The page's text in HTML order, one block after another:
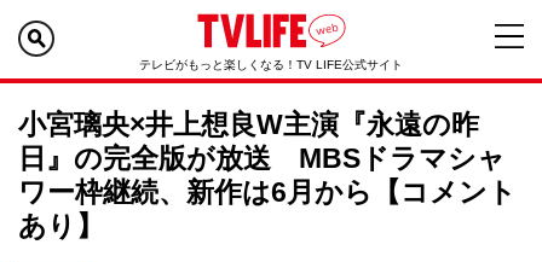
テレビがもっと楽しくなる！TV LIFE公式サイト
小宮璃央×井上想良W主演『永遠の昨
日』の完全版が放送 MBSドラマシャ
ワー枠継続、新作は6月から【コメント
あり】